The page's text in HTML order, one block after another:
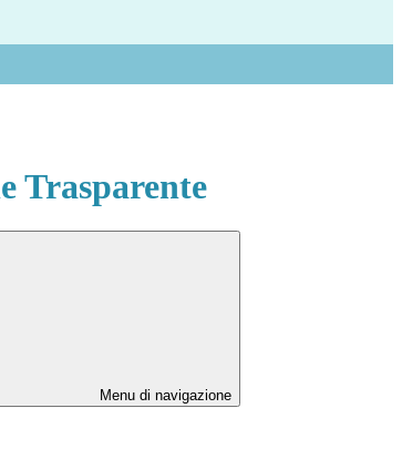
Trasparente
Menu di navigazione